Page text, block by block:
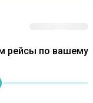
рейсы по вашему